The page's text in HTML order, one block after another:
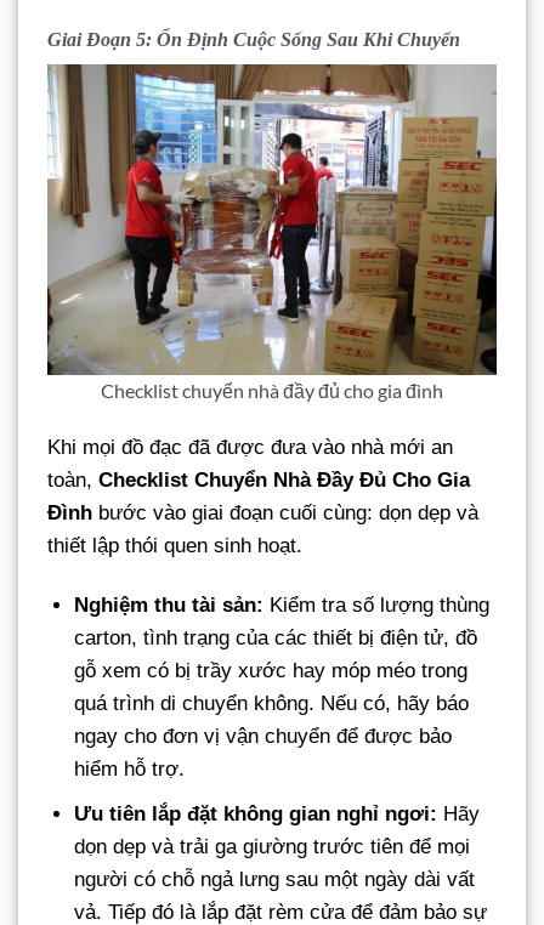
Giai Đoạn 5: Ổn Định Cuộc Sống Sau Khi Chuyển
Checklist chuyển nhà đầy đủ cho gia đình
Khi mọi đồ đạc đã được đưa vào nhà mới an
toàn, Checklist Chuyển Nhà Đầy Đủ Cho Gia
Đình bước vào giai đoạn cuối cùng: dọn dẹp và
thiết lập thói quen sinh hoạt.
Nghiệm thu tài sản: Kiểm tra số lượng thùng
carton, tình trạng của các thiết bị điện tử, đồ
gỗ xem có bị trầy xước hay móp méo trong
quá trình di chuyển không. Nếu có, hãy báo
ngay cho đơn vị vận chuyển để được bảo
hiểm hỗ trợ.
Ưu tiên lắp đặt không gian nghỉ ngơi: Hãy
dọn dẹp và trải ga giường trước tiên để mọi
người có chỗ ngả lưng sau một ngày dài vất
vả. Tiếp đó là lắp đặt rèm cửa để đảm bảo sự